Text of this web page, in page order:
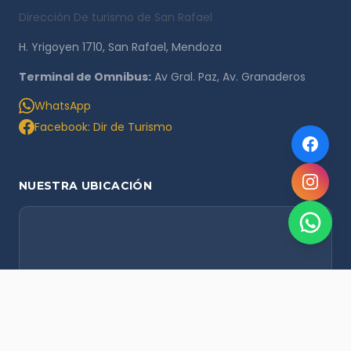
Dirección De turismo de San Rafael
H. Yrigoyen 1710, San Rafael, Mendoza
Terminal de Omnibus: Av Gral. Paz, Av. Granaderos
WhatsApp
Facebook: Dir de Turismo
NUESTRA UBICACIÓN